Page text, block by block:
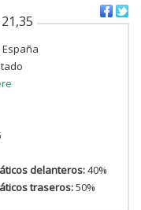
delanteros:40%
traseros:50%